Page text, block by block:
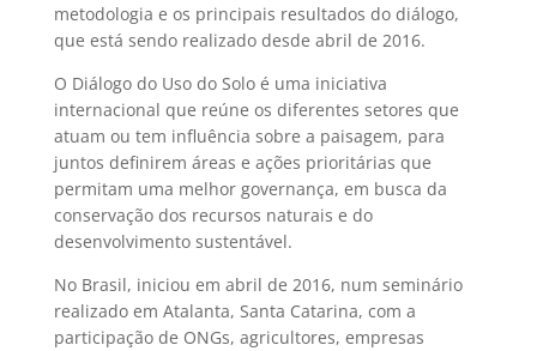
metodologia e os principais resultados do diálogo,
que está sendo realizado desde abril de 2016.
O Diálogo do Uso do Solo é uma iniciativa
internacional que reúne os diferentes setores que
atuam ou tem influência sobre a paisagem, para
juntos definirem áreas e ações prioritárias que
permitam uma melhor governança, em busca da
conservação dos recursos naturais e do
desenvolvimento sustentável.
No Brasil, iniciou em abril de 2016, num seminário
realizado em Atalanta, Santa Catarina, com a
participação de ONGs, agricultores, empresas